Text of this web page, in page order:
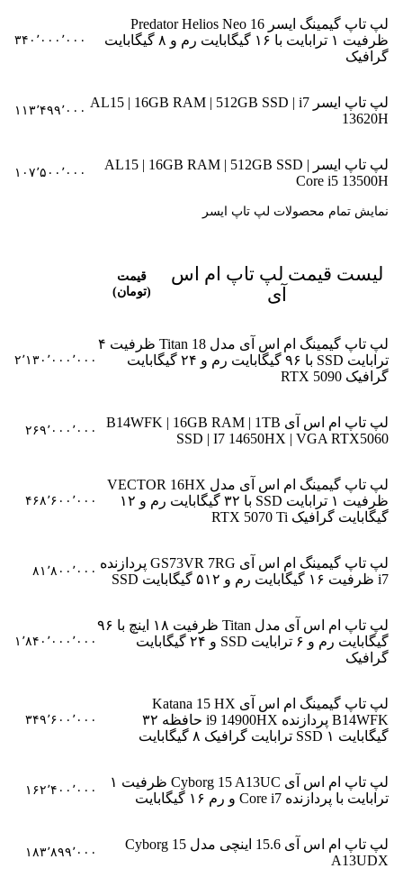
لپ تاپ گیمینگ ایسر Predator Helios Neo 16
ظرفیت ۱ ترابایت با ۱۶ گیگابایت رم و ۸ گیگابایت
گرافیک
۳۴۰٬۰۰۰٬۰۰۰
لپ تاپ ایسر AL15 | 16GB RAM | 512GB SSD | i7
13620H
۱۱۳٬۴۹۹٬۰۰۰
لپ تاپ ایسر AL15 | 16GB RAM | 512GB SSD |
Core i5 13500H
۱۰۷٬۵۰۰٬۰۰۰
نمایش تمام محصولات لپ تاپ ایسر
لیست قیمت لپ تاپ ام اس
آی
قیمت
(تومان)
لپ تاپ گیمینگ ام اس آی مدل Titan 18 ظرفیت ۴
ترابایت SSD با ۹۶ گیگابایت رم و ۲۴ گیگابایت
گرافیک RTX 5090
۲٬۱۳۰٬۰۰۰٬۰۰۰
لپ تاپ ام اس آی B14WFK | 16GB RAM | 1TB
SSD | I7 14650HX | VGA RTX5060
۲۶۹٬۰۰۰٬۰۰۰
لپ تاپ گیمینگ ام اس آی مدل VECTOR 16HX
ظرفیت ۱ ترابایت SSD با ۳۲ گیگابایت رم و ۱۲
گیگابایت گرافیک RTX 5070 Ti
۴۶۸٬۶۰۰٬۰۰۰
لپ تاپ گیمینگ ام اس آی GS73VR 7RG پردازنده
i7 ظرفیت ۱۶ گیگابایت رم و ۵۱۲ گیگابایت SSD
۸۱٬۸۰۰٬۰۰۰
لپ تاپ ام اس آی مدل Titan ظرفیت ۱۸ اینچ با ۹۶
گیگابایت رم و ۶ ترابایت SSD و ۲۴ گیگابایت
گرافیک
۱٬۸۴۰٬۰۰۰٬۰۰۰
لپ تاپ گیمینگ ام اس آی Katana 15 HX
B14WFK پردازنده i9 14900HX حافظه ۳۲
گیگابایت SSD ۱ ترابایت گرافیک ۸ گیگابایت
۳۴۹٬۶۰۰٬۰۰۰
لپ تاپ ام اس آی Cyborg 15 A13UC ظرفیت ۱
ترابایت با پردازنده Core i7 و رم ۱۶ گیگابایت
۱۶۲٬۴۰۰٬۰۰۰
لپ تاپ ام اس آی 15.6 اینچی مدل Cyborg 15
A13UDX
۱۸۳٬۸۹۹٬۰۰۰